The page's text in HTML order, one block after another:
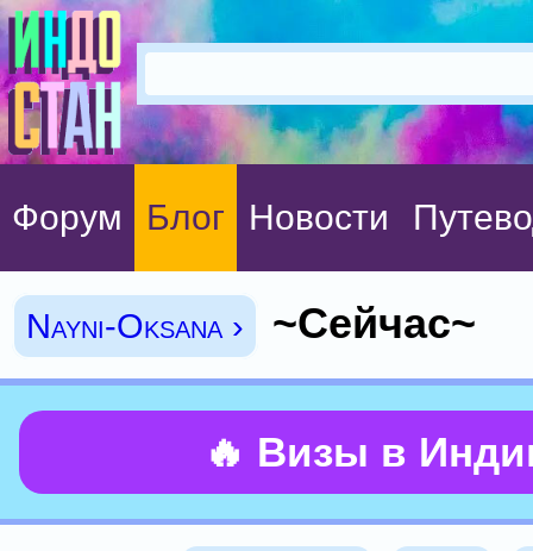
Форум Блог Новости
Nayni-Oksana › ~Сейчас~
🔥 Визы в